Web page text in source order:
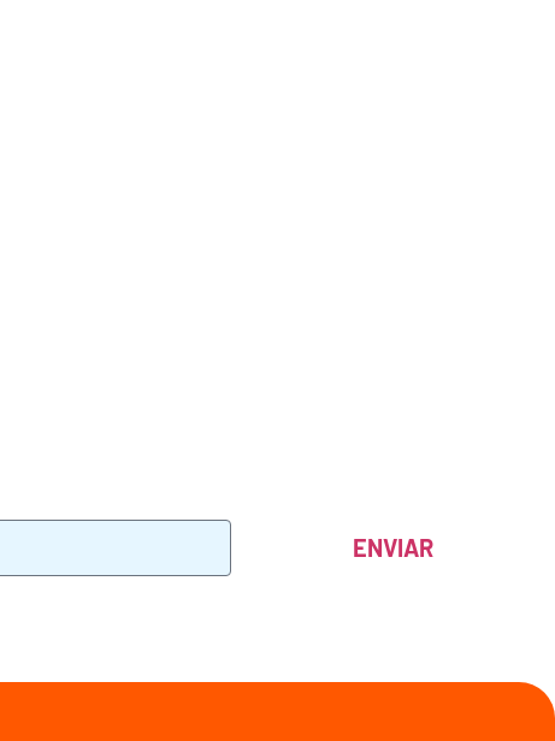
ENVIAR